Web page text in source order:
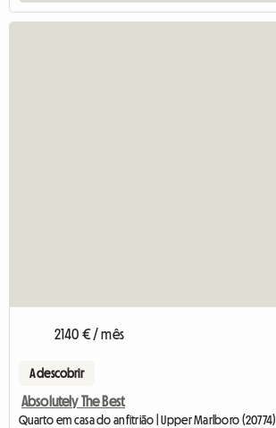
2140 € / mês
A descobrir
Absolutely The Best
Quarto em casa do anfitrião | Upper Marlboro (20774)